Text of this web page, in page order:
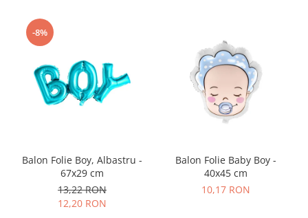
-8%
Balon Folie Boy, Albastru -
67x29 cm
13,22 RON
12,20 RON
Balon Folie Baby Boy -
40x45 cm
10,17 RON